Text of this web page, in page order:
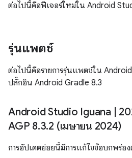
ต่อไปนี้คือฟีเจอร์ใหม่ใน Android
รุ่นแพตช์
ต่อไปนี้คือรายการรุ่นแพตช์ใน
ปลั๊กอิน Android Gradle 8.3
Android Studio Iguana
AGP 8.3.2 (เมษายน 2024)
การอัปเดตย่อยนี้มีการแก้ไขข้อบกพร่อ